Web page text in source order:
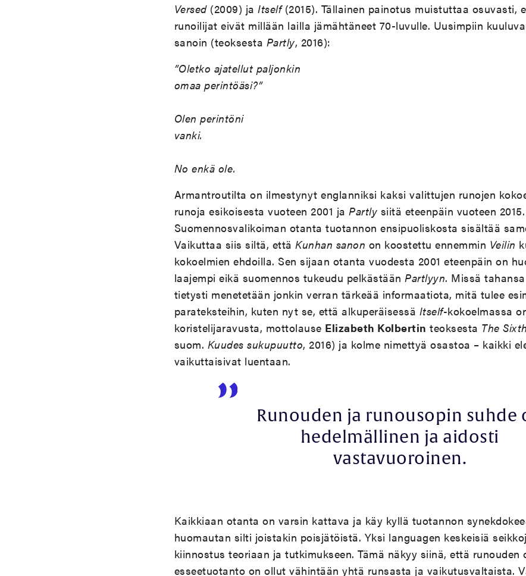
Versed(2009) ja Itself(2015). Tällainen painotus muistuttaa osuvasti,
runoilijat eivät millään lailla jämähtäneet 70-luvulle. Uusimpiin
sanoin (teoksesta Partly, 2016):
”Oletko ajatellut paljonkin
omaa perintöäsi?”
Olen perintöni
vanki.
No enkä ole.
Armantroutilta on ilmestynyt englanniksi kaksi valittujen runojen
runoja esikoisesta vuoteen 2001 ja Partly siitä eteenpäin vuoteen 2015.
Suomennosvalikoiman otanta tuotannon ensipuoliskosta sisältää
Vaikuttaa siis siltä, että Kunhan sanon on koostettu ennemmin Veilin
kokoelmien ehdoilla. Sen sijaan otanta vuodesta 2001 eteenpäin on
laajempi eikä suomennos tukeudu pelkästään Partlyyn. Missä
tietysti menetetään jonkin verran tärkeää informaatiota, mitä tulee
parateksteihin, kuten nyt se, että alkuperäisessä Itself-kokoelmassa
koristelijaravusta, mottolause Elizabeth Kolbertin teoksesta The
suom. Kuudes sukupuutto, 2016) ja kolme nimettyä osastoa – kaikki
vaikuttaisivat luentaan.
Runouden ja runousopin suhde
hedelmällinen ja aidosti
vastavuoroinen.
Kaikkiaan otanta on varsin kattava ja käy kyllä tuotannon
huomautan silti joistakin poisjätöistä. Yksi languagen keskeisiä
kiinnostus teoriaan ja tutkimukseen. Tämä näkyy siinä, että runouden
esseetuotanto on ollut vähintään yhtä runsasta ja vaikutusvaltaista.